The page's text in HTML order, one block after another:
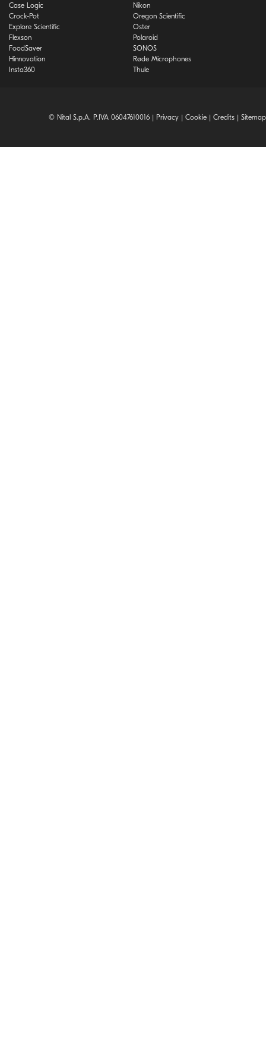
Case Logic
Crock-Pot
Explore Scientific
Flexson
FoodSaver
Hinnovation
Insta360
Nikon
Oregon Scientific
Oster
Polaroid
SONOS
Røde Microphones
Thule
© Nital S.p.A. P.IVA 06047610016 | Privacy | Cookie | Credits | Sitemap